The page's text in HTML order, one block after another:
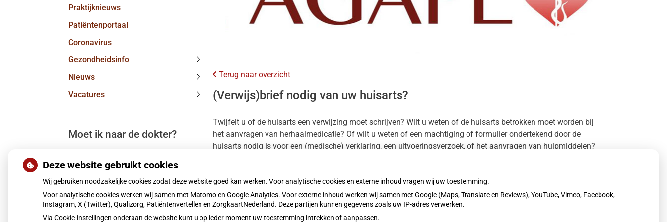
Praktijknieuws
Patiëntenportaal
Coronavirus
Gezondheidsinfo
submenu
Nieuws
submenu
Vacatures
Vacatures
Moet ik naar de dokter?
Terug naar overzicht
(Verwijs)brief nodig van uw huisarts?
Twijfelt u of de huisarts een verwijzing moet schrijven? Wilt u weten of de huisarts betrokken moet worden bij
het aanvragen van herhaalmedicatie? Of wilt u weten of een machtiging of formulier ondertekend door de
huisarts nodig is voor een (medische) verklaring, een uitvoeringsverzoek, of het aanvragen van hulpmiddelen?
Antwoord op deze vragen kunt u vinden op www.verwijsafspraken.nl
Publicatiedatum:09-01-2024
Deze website gebruikt cookies
Wij gebruiken noodzakelijke cookies zodat deze website goed kan werken. Voor analytische cookies en externe inhoud vragen wij uw toestemming.
Voor analytische cookies werken wij samen met Matomo en Google Analytics. Voor externe inhoud werken wij samen met Google (Maps, Translate en Reviews), YouTube, Vimeo, Facebook,
Instagram, X (Twitter), Qualizorg, Patiëntenvertellen en ZorgkaartNederland. Deze partijen kunnen gegevens zoals uw IP-adres verwerken.
Via Cookie-instellingen onderaan de website kunt u op ieder moment uw toestemming intrekken of aanpassen.